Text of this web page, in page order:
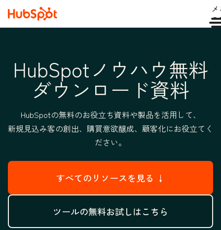
HubSpotノウハウ無料
ダウンロード資料
HubSpotの無料のお役立ち資料や製品を活用して、
新規見込み客の創出、購買意欲醸成、顧客化にお役立てく
ださい。
すべてのリソースを見る ↓
ツールの無料お試しはこちら